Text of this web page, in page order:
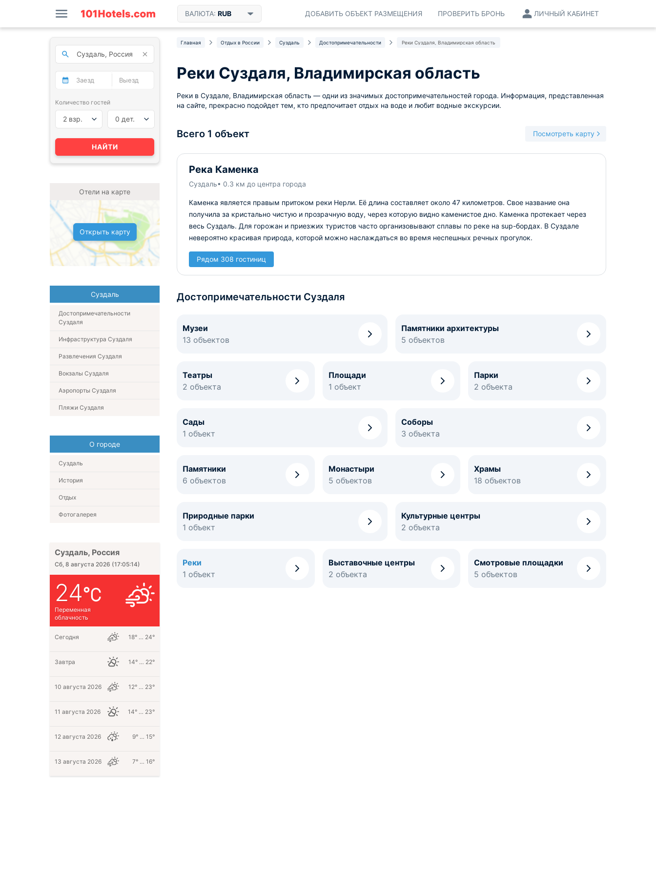
ВАЛЮТА: RUB ЛИЧНЫЙ КАБИНЕТ
ПРОВЕРИТЬ БРОНЬ
ДОБАВИТЬ ОБЪЕКТ РАЗМЕЩЕНИЯ
Главная Отдых в России Суздаль Достопримечательности Реки Суздаля, Владимирская область
Реки Суздаля, Владимирская область
Реки в Суздале, Владимирская область — одни из значимых достопримечательностей города. Информация, представленная
на сайте, прекрасно подойдет тем, кто предпочитает отдых на воде и любит водные экскурсии.
Всего 1 объект Посмотреть карту
Река Каменка
Суздаль• 0.3 км до центра города
Каменка является правым притоком реки Нерли. Её длина составляет около 47 километров. Свое название она
получила за кристально чистую и прозрачную воду, через которую видно каменистое дно. Каменка протекает через
весь Суздаль. Для горожан и приезжих туристов часто организовывают сплавы по реке на sup-бордах. В Суздале
невероятно красивая природа, которой можно наслаждаться во время неспешных речных прогулок.
Рядом 308 гостиниц
Достопримечательности Суздаля
Музеи
13 объектов
Памятники архитектуры
5 объектов
Театры
2 объекта
Площади
1 объект
Парки
2 объекта
Сады
1 объект
Соборы
3 объекта
Памятники
6 объектов
Монастыри
5 объектов
Храмы
18 объектов
Природные парки
1 объект
Культурные центры
2 объекта
Реки
1 объект
Выставочные центры
2 объекта
Смотровые площадки
5 объектов
Количество гостей
2 взр. 0 дет.
НАЙТИ
Отели на карте
Открыть карту
Суздаль
Достопримечательности
Суздаля
Инфраструктура Суздаля
Развлечения Суздаля
Вокзалы Суздаля
Аэропорты Суздаля
Пляжи Суздаля
О городе
Суздаль
История
Отдых
Фотогалерея
Суздаль, Россия
Сб, 8 августа 2026 (17:05:14)
24
Переменная
облачность
Сегодня 18° … 24°
Завтра 14° … 22°
10 августа 2026 12° … 23°
11 августа 2026 14° … 23°
12 августа 2026 9° … 15°
13 августа 2026 7° … 16°